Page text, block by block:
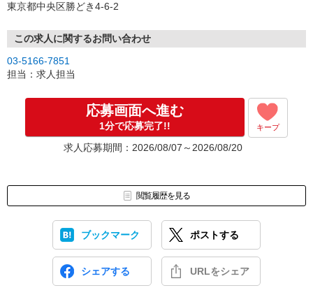
東京都中央区勝どき4-6-2
この求人に関するお問い合わせ
03-5166-7851
担当：求人担当
応募画面へ進む
1分で応募完了!! キープ
求人応募期間：2026/08/07～2026/08/20
閲覧履歴を見る
ブックマーク ポストする
シェアする URLをシェア